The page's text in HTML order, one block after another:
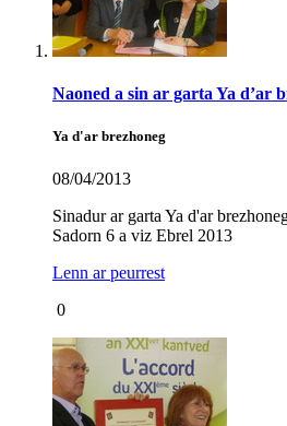
Naoned a sin ar garta Ya d’ar
Ya d'ar brezhoneg
08/04/2013
Sinadur ar garta Ya d'ar
Sadorn 6 a viz Ebrel 2013
Lenn ar peurrest
0